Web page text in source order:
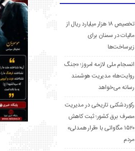
تخصیص ۱۸ هزار میلیارد ریال از
مالیات در سمنان برای
زیرساخت‌ها
انسجام ملی لازمه امروز؛ «جنگ
روایت‌ها» مدیریت هوشمند
رسانه می‌خواهد
رکوردشکنی تاریخی در مدیریت
مصرف برق کشور؛ ثبت کاهش
۱۵۲۰ مگاواتی با «قرار همدلی»
مردم